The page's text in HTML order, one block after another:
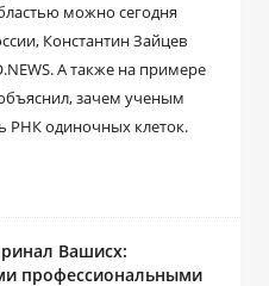
можно сегодня
Константин Зайцев
А также на примере
зачем ученым
РНК одиночных клеток.
Вашисх:
профессиональными